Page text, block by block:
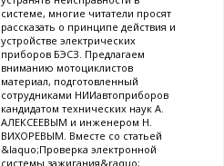
системе, многие читатели просят
рассказать о принципе действия и
устройстве электрических
приборов БЭСЗ. Предлагаем
вниманию мотоциклистов
материал, подготовленный
сотрудниками НИИавтоприборов
кандидатом технических наук А.
АЛЕКСЕЕВЫМ и инженером Н.
ВИХОРЕВЫМ. Вместе со статьей
&laquo;Проверка электронной
системы зажигания&raquo;